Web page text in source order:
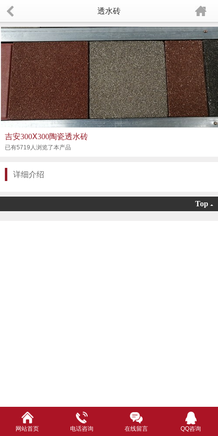
透水砖
吉安300Ⅹ300陶瓷透水砖
已有5719人浏览了本产品
详细介绍
Top
网站首页 电话咨询 在线留言 QQ咨询